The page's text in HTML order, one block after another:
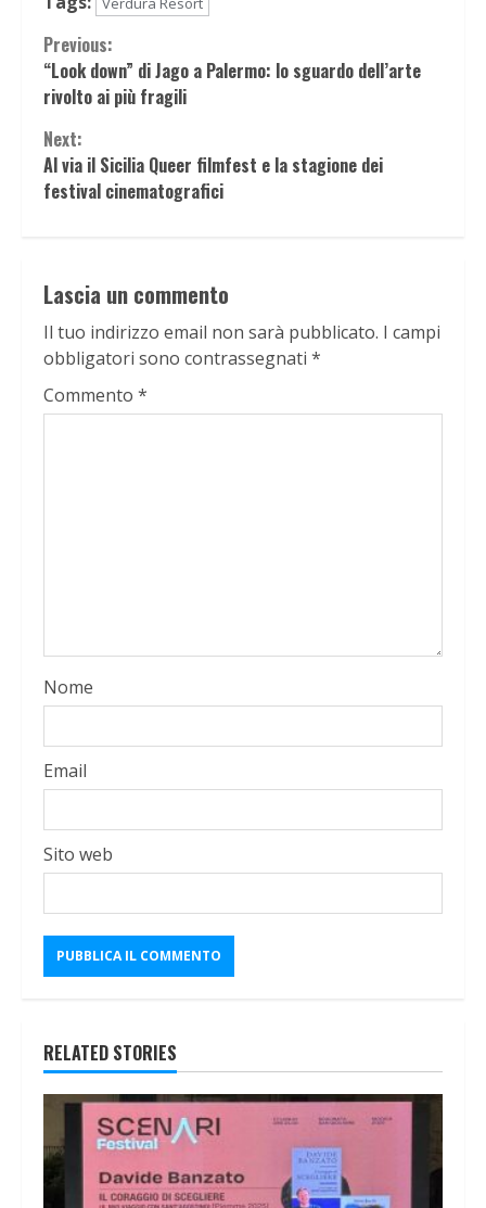
Continue
Reading
Previous:
“Look down” di Jago a Palermo: lo sguardo dell’arte
rivolto ai più fragili
Next:
Al via il Sicilia Queer filmfest e la stagione dei
festival cinematografici
Lascia un commento
Il tuo indirizzo email non sarà pubblicato. I campi
obbligatori sono contrassegnati *
Commento *
Nome
Email
Sito web
RELATED STORIES